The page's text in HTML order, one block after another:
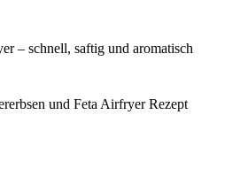
– schnell, saftig und aromatisch